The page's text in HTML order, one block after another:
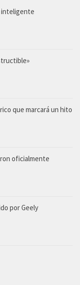
inteligente
que marcará un hito
oficialmente
por Geely